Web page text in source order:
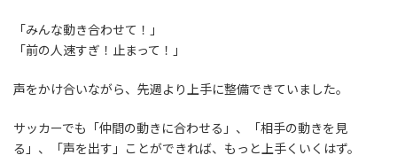
「みんな動き合わせて！」
「前の人速すぎ！止まって！」
声をかけ合いながら、先週より上手に整備できていました。
サッカーでも「仲間の動きに合わせる」、「相手の動きを見
る」、「声を出す」ことができれば、もっと上手くいくはず。